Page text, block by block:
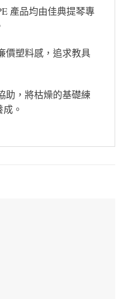
產品均由佳典提琴專
價塑料感，追求教具
助，將枯燥的基礎練
。